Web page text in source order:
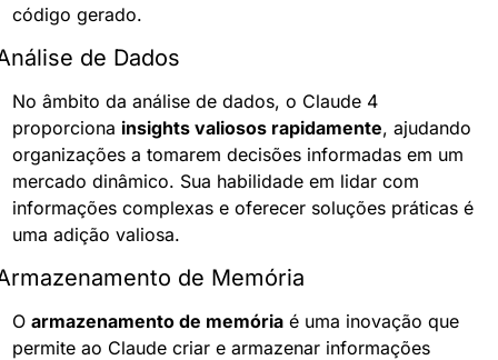
código gerado.
de Dados
No âmbito da análise de dados, o Claude 4
proporciona insights valiosos rapidamente, ajudando
organizações a tomarem decisões informadas em um
mercado dinâmico. Sua habilidade em lidar com
informações complexas e oferecer soluções práticas é
uma adição valiosa.
de Memória
O armazenamento de memória é uma inovação que
permite ao Claude criar e armazenar informações